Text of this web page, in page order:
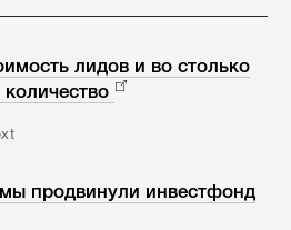
лидов и во столько
продвинули инвестфонд